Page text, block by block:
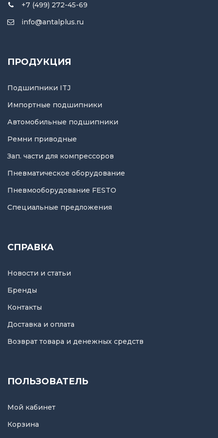
+7 (499) 272-45-69
info@antalplus.ru
ПРОДУКЦИЯ
Подшипники ITJ
Импортные подшипники
Автомобильные подшипники
Ремни приводные
Зап. части для компрессоров
Пневматическое оборудование
Пневмооборудование FESTO
Специальные предложения
СПРАВКА
Новости и статьи
Бренды
Контакты
Доставка и оплата
Возврат товара и денежных средств
ПОЛЬЗОВАТЕЛЬ
Мой кабинет
Корзина